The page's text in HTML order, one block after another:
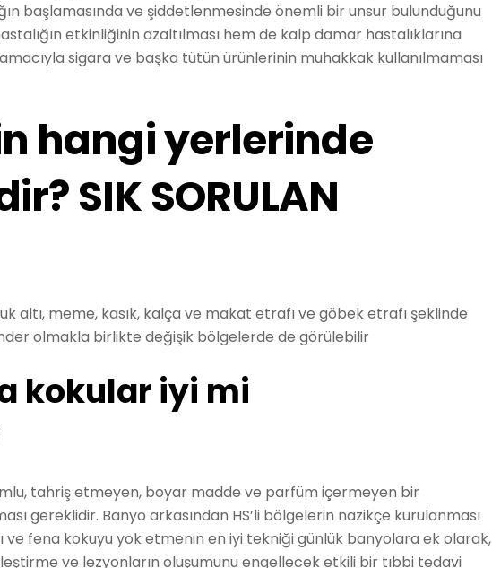
başlamasında ve şiddetlenmesinde önemli bir unsur bulunduğunu
etkinliğinin azaltılması hem de kalp damar hastalıklarına
sigara ve başka tütün ürünlerinin muhakkak kullanılmaması
hangi yerlerinde
SIK SORULAN
altı, meme, kasık, kalça ve makat etrafı ve göbek etrafı şeklinde
olmakla birlikte değişik bölgelerde de görülebilir
kokular iyi mi
tahriş etmeyen, boyar madde ve parfüm içermeyen bir
gereklidir. Banyo arkasından HS’li bölgelerin nazikçe kurulanması
ve fena kokuyu yok etmenin en iyi tekniği günlük banyolara ek olarak,
ve lezyonların oluşumunu engellecek etkili bir tıbbi tedavi